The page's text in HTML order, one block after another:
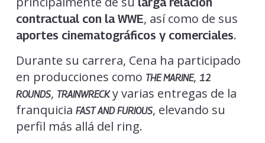
contractual con la WWE, así como de sus
aportes cinematográficos y comerciales.
Durante su carrera, Cena ha participado
en producciones como THE MARINE, 12
ROUNDS, TRAINWRECKy varias entregas de la
franquicia FAST AND FURIOUS, elevando su
perfil más allá del ring.